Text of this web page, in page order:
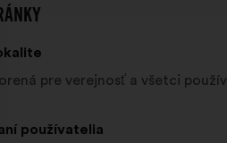
pre verejnosť a všetci
používatelia